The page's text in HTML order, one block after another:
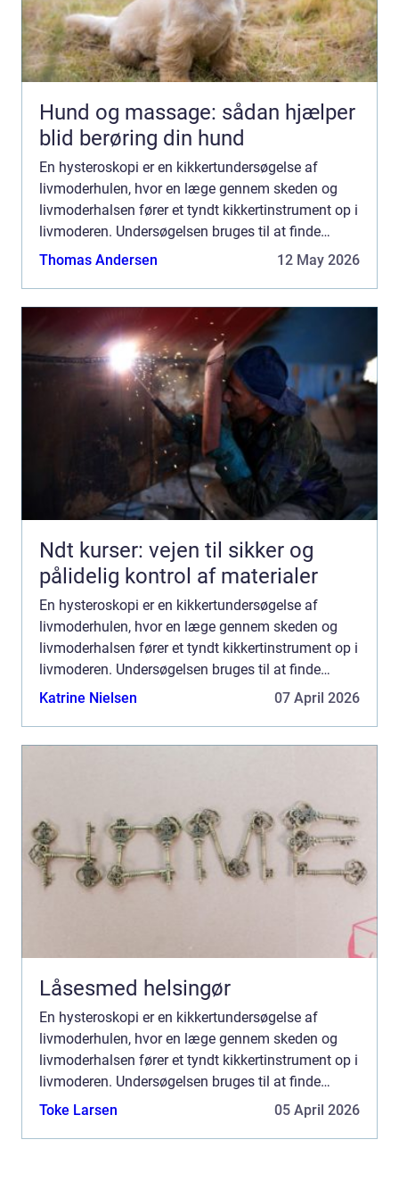
Hund og massage: sådan hjælper
blid berøring din hund
En hysteroskopi er en kikkertundersøgelse af
livmoderhulen, hvor en læge gennem skeden og
livmoderhalsen fører et tyndt kikkertinstrument op i
livmoderen. Undersøgelsen bruges til at finde
årsagen til blødninger, smerter eller barnløshed og
Thomas Andersen 12 May 2026
Ndt kurser: vejen til sikker og
pålidelig kontrol af materialer
En hysteroskopi er en kikkertundersøgelse af
livmoderhulen, hvor en læge gennem skeden og
livmoderhalsen fører et tyndt kikkertinstrument op i
livmoderen. Undersøgelsen bruges til at finde
årsagen til blødninger, smerter eller barnløshed og
Katrine Nielsen 07 April 2026
Låsesmed helsingør
En hysteroskopi er en kikkertundersøgelse af
livmoderhulen, hvor en læge gennem skeden og
livmoderhalsen fører et tyndt kikkertinstrument op i
livmoderen. Undersøgelsen bruges til at finde
årsagen til blødninger, smerter eller barnløshed og
Toke Larsen 05 April 2026